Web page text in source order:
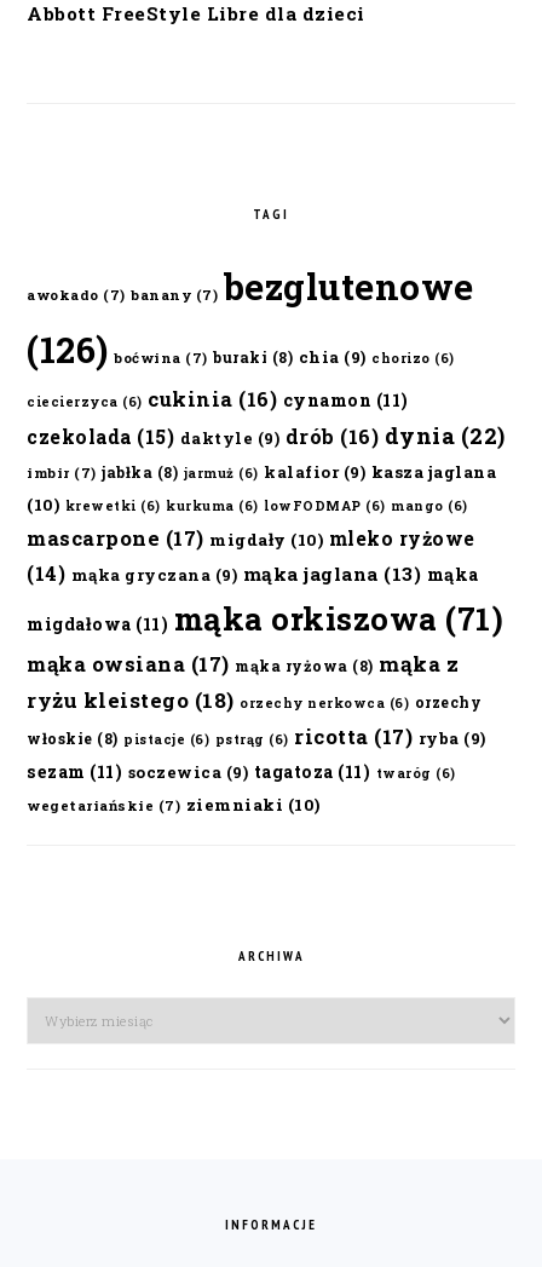
Abbott FreeStyle Libre dla dzieci
TAGI
awokado (7) banany (7) bezglutenowe
(126) boćwina (7) buraki (8) chia (9) chorizo (6)
ciecierzyca (6) cukinia (16) cynamon (11)
czekolada (15) daktyle (9) drób (16) dynia (22)
imbir (7) jabłka (8) jarmuż (6) kalafior(9) kasza jaglana
(10) krewetki (6) kurkuma (6) lowFODMAP (6) mango (6)
mascarpone (17) migdały (10) mleko ryżowe
(14) mąka gryczana (9) mąka jaglana (13) mąka
migdałowa (11) mąka orkiszowa (71)
mąka owsiana (17) mąka ryżowa (8) mąka z
ryżu kleistego (18) orzechy nerkowca (6) orzechy
włoskie (8) pistacje (6) pstrąg (6) ricotta (17) ryba (9)
sezam (11) soczewica (9) tagatoza (11) twaróg (6)
wegetariańskie (7) ziemniaki (10)
ARCHIWA
Archiwa
INFORMACJE